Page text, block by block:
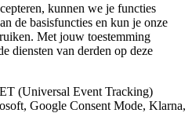
kunnen we je functies
de basisfuncties en kun je onze
Met jouw toestemming
diensten van derden op deze
(Universal Event Tracking)
Google Consent Mode, Klarna,